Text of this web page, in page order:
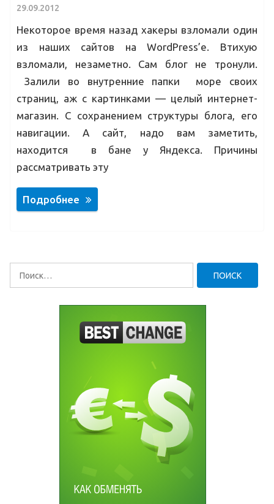
29.09.2012
Некоторое время назад хакеры взломали один
из наших сайтов на WordPress’е. Втихую
взломали, незаметно. Сам блог не тронули.
Залили во внутренние папки море своих
страниц, аж с картинками — целый интернет-
магазин. С сохранением структуры блога, его
навигации. А сайт, надо вам заметить,
находится в бане у Яндекса. Причины
рассматривать эту
Подробнее